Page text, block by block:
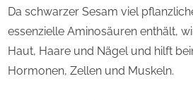
Da schwarzer Sesam viel
essenzielle Aminosäuren enthält,
Haut, Haare und Nägel und hilft
Hormonen, Zellen und Muskeln.